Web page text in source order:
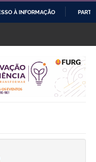
À INFORMAÇÃO